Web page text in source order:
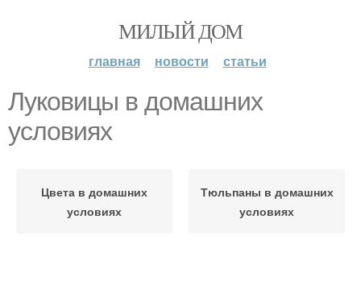
МИЛЫЙ ДОМ
главная новости статьи
Луковицы в домашних
условиях
Цвета в домашних
условиях
Тюльпаны в домашних
условиях